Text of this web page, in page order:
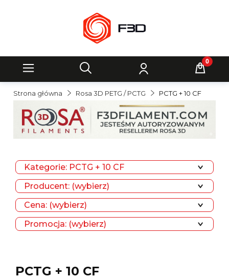
Strona główna Rosa 3D PETG / PCTG PCTG + 10 CF
Kategorie: PCTG + 10 CF
Producent: (wybierz)
Cena: (wybierz)
Promocja: (wybierz)
PCTG + 10 CF